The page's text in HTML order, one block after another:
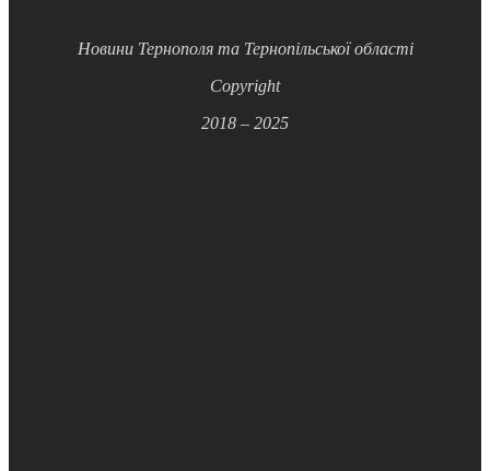
Новини Тернополя та Тернопільської області
Copyright
2018 – 2025